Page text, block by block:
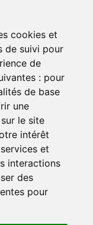
cookies et
de suivi pour
de
: pour
de base
une
le site
intérêt
et
interactions
des
pour